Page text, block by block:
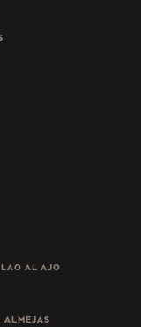
AL AJO
ALMEJAS